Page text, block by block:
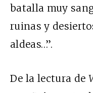
batalla muy
ruinas y
aldeas…”.
De la lectura de